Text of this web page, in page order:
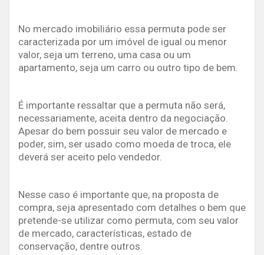
No mercado imobiliário essa permuta pode ser
caracterizada por um imóvel de igual ou menor
valor, seja um terreno, uma casa ou um
apartamento, seja um carro ou outro tipo de bem.
É importante ressaltar que a permuta não será,
necessariamente, aceita dentro da negociação.
Apesar do bem possuir seu valor de mercado e
poder, sim, ser usado como moeda de troca, ele
deverá ser aceito pelo vendedor.
Nesse caso é importante que, na proposta de
compra, seja apresentado com detalhes o bem que
pretende-se utilizar como permuta, com seu valor
de mercado, características, estado de
conservação, dentre outros.